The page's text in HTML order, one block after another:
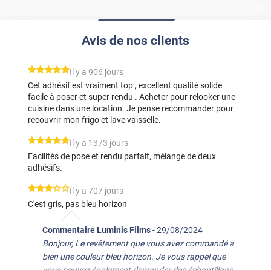
Avis de nos clients
*****
Il y a 906 jours
Cet adhésif est vraiment top , excellent qualité solide
facile à poser et super rendu . Acheter pour relooker une
cuisine dans une location. Je pense recommander pour
recouvrir mon frigo et lave vaisselle.
*****
Il y a 1373 jours
Facilités de pose et rendu parfait, mélange de deux
adhésifs.
*****Il y a 707 jours
C'est gris, pas bleu horizon
Commentaire Luminis Films-29/08/2024
Bonjour, Le revêtement que vous avez commandé a
bien une couleur bleu horizon. Je vous rappel que